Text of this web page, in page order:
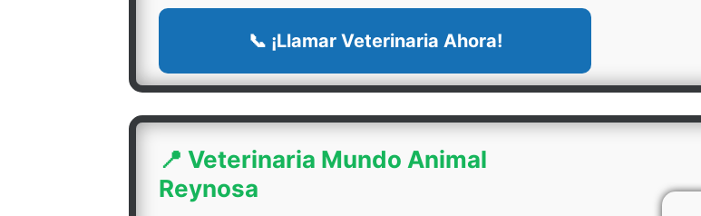
📞 ¡Llamar Veterinaria Ahora!
📍 Veterinaria Mundo Animal
Reynosa